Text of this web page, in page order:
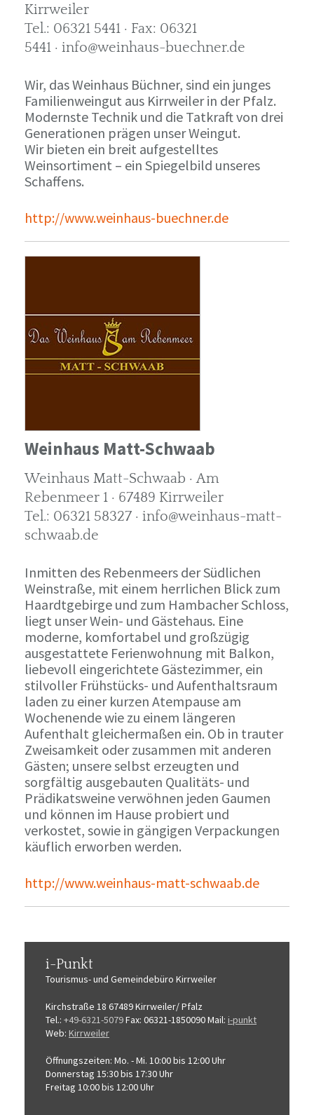
Kirrweiler
Tel.: 06321 5441 · Fax: 06321
5441 · info@weinhaus-buechner.de
Wir, das Weinhaus Büchner, sind ein junges
Familienweingut aus Kirrweiler in der Pfalz.
Modernste Technik und die Tatkraft von drei
Generationen prägen unser Weingut.
Wir bieten ein breit aufgestelltes
Weinsortiment – ein Spiegelbild unseres
Schaffens.
http://www.weinhaus-buechner.de
Weinhaus Matt-Schwaab
Weinhaus Matt-Schwaab · Am
Rebenmeer 1 · 67489 Kirrweiler
Tel.: 06321 58327 · info@weinhaus-matt-
schwaab.de
Inmitten des Rebenmeers der Südlichen
Weinstraße, mit einem herrlichen Blick zum
Haardtgebirge und zum Hambacher Schloss,
liegt unser Wein- und Gästehaus. Eine
moderne, komfortabel und großzügig
ausgestattete Ferienwohnung mit Balkon,
liebevoll eingerichtete Gästezimmer, ein
stilvoller Frühstücks- und Aufenthaltsraum
laden zu einer kurzen Atempause am
Wochenende wie zu einem längeren
Aufenthalt gleichermaßen ein. Ob in trauter
Zweisamkeit oder zusammen mit anderen
Gästen; unsere selbst erzeugten und
sorgfältig ausgebauten Qualitäts- und
Prädikatsweine verwöhnen jeden Gaumen
und können im Hause probiert und
verkostet, sowie in gängigen Verpackungen
käuflich erworben werden.
http://www.weinhaus-matt-schwaab.de
i-Punkt
Tourismus-und Gemeindebüro Kirrweiler
Kirchstraße 18 67489 Kirrweiler/ Pfalz
Tel.: +49-6321-5079Fax: 06321-1850090Mail: i-punkt
Web: Kirrweiler
Öffnungszeiten: Mo. - Mi. 10:00 bis 12:00 Uhr
Donnerstag 15:30 bis 17:30 Uhr
Freitag 10:00 bis 12:00 Uhr